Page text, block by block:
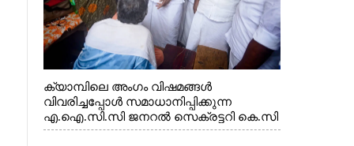
ക്യാമ്പിലെ അംഗം വിഷമങ്ങൾ
വിവരിച്ചപ്പോൾ സമാധാനിപ്പിക്കുന്ന
എ.ഐ.സി.സി ജനറൽ സെക്രട്ടറി കെ.സി
വേണുഗോപാൽ എം.പി. സഹകരണ-